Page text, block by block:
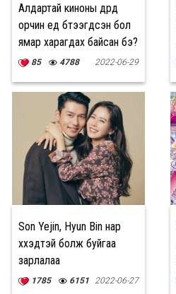
Алдартай киноны дүрүүд
орчин үед бүтээгдсэн бол
ямар харагдах байсан бэ?
85 4788 2022-06-29
Son Yejin, Hyun Bin нар
хүүхэдтэй болж буйгаа
зарлалаа
1785 6151 2022-06-27